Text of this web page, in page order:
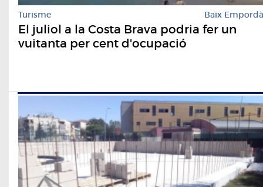
Turisme Baix Empordà
El juliol a la Costa Brava podria fer un
vuitanta per cent d'ocupació